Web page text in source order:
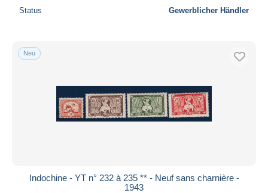
Status Gewerblicher Händler
Neu
Indochine - YT n° 232 à 235 ** - Neuf sans charnière -
1943